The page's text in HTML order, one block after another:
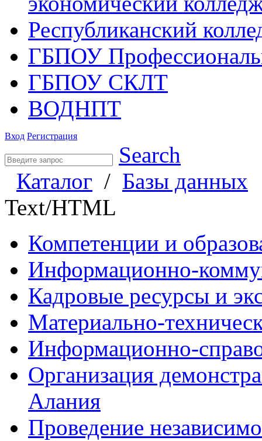
Республиканский
ГБПОУ
ГБПОУ СКЛТ
ВОДНПТ
Вход Регистрация
Search
Каталог / Базы данных
Text/HTML
Компетенции и
Информационно-
Кадровые ресурсы и
Материально-
Информационно-
Организация
Алания
Проведение